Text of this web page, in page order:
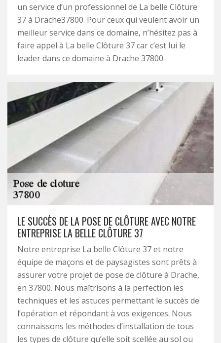
un service d’un professionnel de La belle Clôture
37 à Drache37800. Pour ceux qui veulent avoir un
meilleur service dans ce domaine, n’hésitez pas à
faire appel à La belle Clôture 37 car c’est lui le
leader dans ce domaine à Drache 37800.
LE SUCCÈS DE LA POSE DE CLÔTURE AVEC NOTRE
ENTREPRISE LA BELLE CLÔTURE 37
Notre entreprise La belle Clôture 37 et notre
équipe de maçons et de paysagistes sont prêts à
assurer votre projet de pose de clôture à Drache,
en 37800. Nous maîtrisons à la perfection les
techniques et les astuces permettant le succès de
l’opération et répondant à vos exigences. Nous
connaissons les méthodes d’installation de tous
les types de clôture qu’elle soit scellée au sol ou